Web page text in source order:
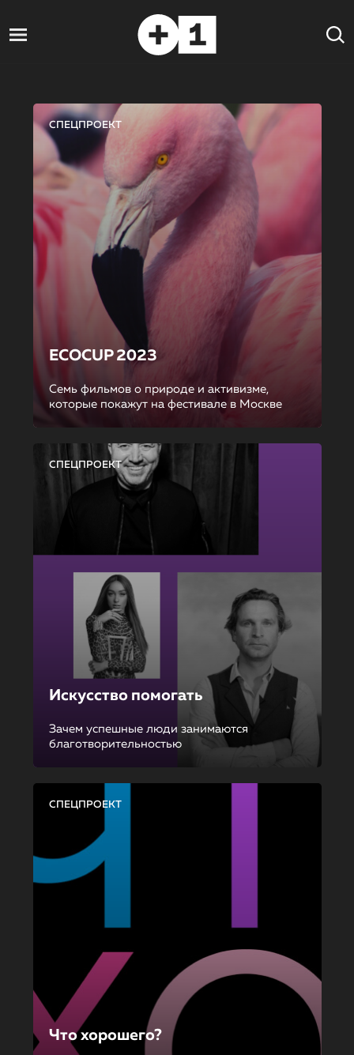
СПЕЦПРОЕКТ
ECOCUP 2023
Семь фильмов о природе и активизме,
которые покажут на фестивале в Москве
СПЕЦПРОЕКТ
Искусство помогать
Зачем успешные люди занимаются
благотворительностью
СПЕЦПРОЕКТ
Что хорошего?